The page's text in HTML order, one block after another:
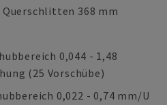
368 mm
0,044 - 1,48
(25 Vorschübe)
0,022 - 0,74 mm/U